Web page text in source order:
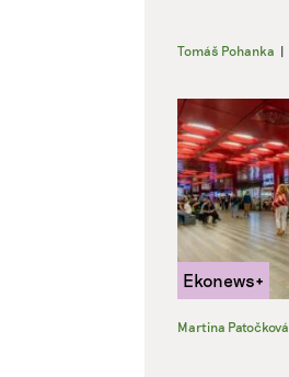
Tomáš Pohanka |
Martina Patočková